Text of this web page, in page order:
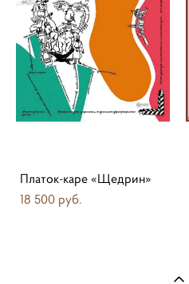
Платок-каре «Щедрин»
18 500 pуб.